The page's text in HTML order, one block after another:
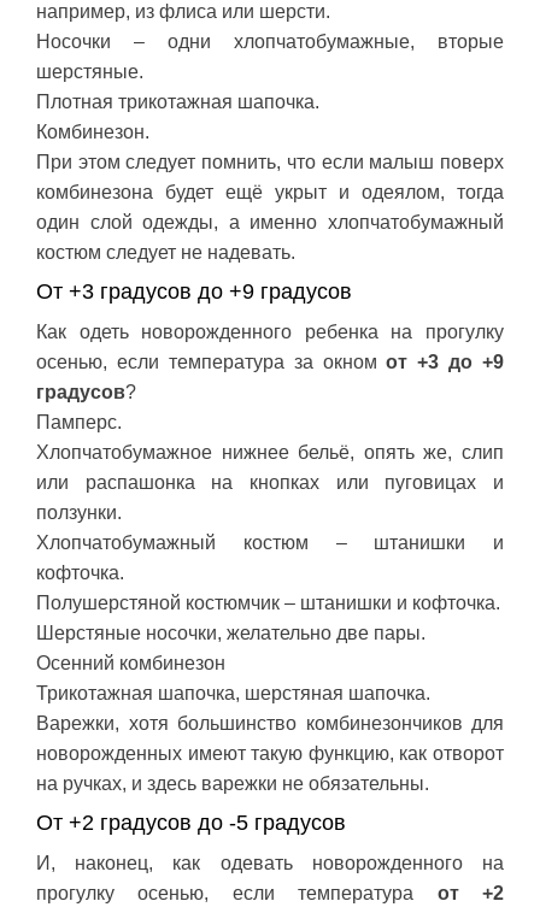
например, из флиса или шерсти.
Носочки – одни хлопчатобумажные, вторые
шерстяные.
Плотная трикотажная шапочка.
Комбинезон.
При этом следует помнить, что если малыш поверх
комбинезона будет ещё укрыт и одеялом, тогда
один слой одежды, а именно хлопчатобумажный
костюм следует не надевать.
От +3 градусов до +9 градусов
Как одеть новорожденного ребенка на прогулку
осенью, если температура за окномот +3 до +9
градусов?
Памперс.
Хлопчатобумажное нижнее бельё, опять же, слип
или распашонка на кнопках или пуговицах и
ползунки.
Хлопчатобумажный костюм – штанишки и
кофточка.
Полушерстяной костюмчик – штанишки и кофточка.
Шерстяные носочки, желательно две пары.
Осенний комбинезон
Трикотажная шапочка, шерстяная шапочка.
Варежки, хотя большинство комбинезончиков для
новорожденных имеют такую функцию, как отворот
на ручках, и здесь варежки не обязательны.
От +2 градусов до -5 градусов
И, наконец, как одевать новорожденного на
прогулку осенью, если температура от +2